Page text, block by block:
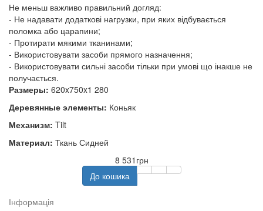
Не меньш важливо правильний догляд:
- Не надавати додаткові нагрузки, при яких відбувається
поломка або царапини;
- Протирати мякими тканинами;
- Використовувати засоби прямого назначення;
- Використовувати сильні засоби тільки при умові що інакше не
получається.
Размеры: 620x750x1 280
Деревянные элементы: Коньяк
Механизм: Tilt
Материал: Ткань Сидней
8 531грн
До кошика
Інформація